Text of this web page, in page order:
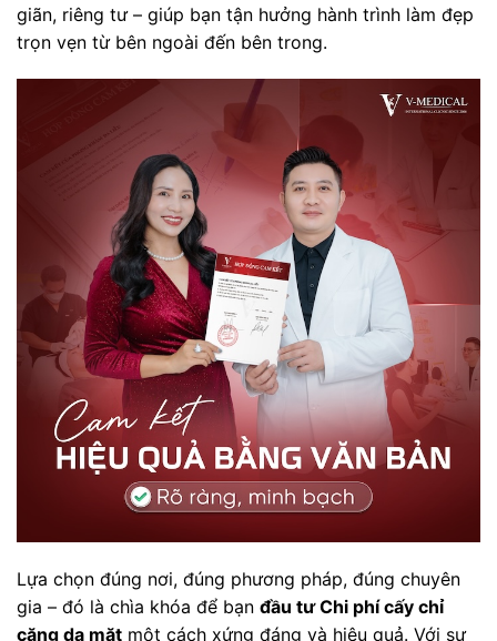
giãn, riêng tư – giúp bạn tận hưởng hành trình làm đẹp
trọn vẹn từ bên ngoài đến bên trong.
Lựa chọn đúng nơi, đúng phương pháp, đúng chuyên
gia – đó là chìa khóa để bạn đầu tư Chi phí cấy chỉ
căng da mặt một cách xứng đáng và hiệu quả. Với sự